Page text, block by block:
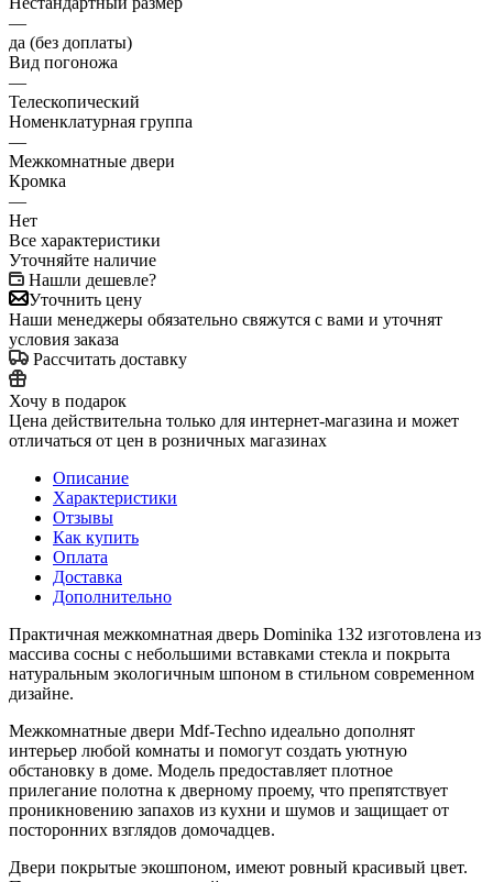
—
да (без доплаты)
Вид погоножа
—
Телескопический
Номенклатурная группа
—
Межкомнатные двери
Кромка
—
Нет
Все характеристики
Уточняйте наличие
Нашли дешевле?
Уточнить цену
Наши менеджеры обязательно свяжутся с вами и уточнят
условия заказа
Рассчитать доставку
Хочу в подарок
Цена действительна только для интернет-магазина и может
отличаться от цен в розничных магазинах
Описание
Характеристики
Отзывы
Как купить
Оплата
Доставка
Дополнительно
Практичная межкомнатная дверь Dominika 132 изготовлена из
массива сосны с небольшими вставками стекла и покрыта
натуральным экологичным шпоном в стильном современном
дизайне.
Межкомнатные двери Mdf-Techno идеально дополнят
интерьер любой комнаты и помогут создать уютную
обстановку в доме. Модель предоставляет плотное
прилегание полотна к дверному проему, что препятствует
проникновению запахов из кухни и шумов и защищает от
посторонних взглядов домочадцев.
Двери покрытые экошпоном, имеют ровный красивый цвет.